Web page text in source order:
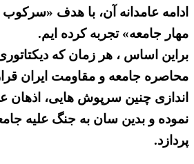
ادامه عامدانه آن، با هدف «سرکوب
مهار جامعه» تجربه کرده ایم.
براین اساس ، هر زمان که
محاصره جامعه و مقاومت ایران
اندازی چنین سرپوش هایی،
نموده و بدین سان به جنگ علیه
پردازد.